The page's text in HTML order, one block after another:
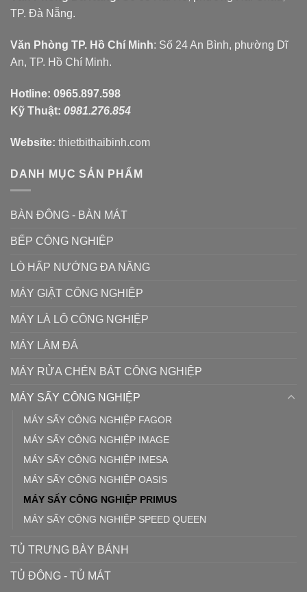
TP. Đà Nẵng.
Văn Phòng TP. Hồ Chí Minh: Số 24 An Bình, phường Dĩ
An, TP. Hồ Chí Minh.
Hotline: 0965.897.598
Kỹ Thuật: 0981.276.854
Website: thietbithaibinh.com
DANH MỤC SẢN PHẨM
BÀN ĐÔNG - BÀN MÁT
BẾP CÔNG NGHIỆP
LÒ HẤP NƯỚNG ĐA NĂNG
MÁY GIẶT CÔNG NGHIỆP
MÁY LÀ LÔ CÔNG NGHIỆP
MÁY LÀM ĐÁ
MÁY RỬA CHÉN BÁT CÔNG NGHIỆP
MÁY SẤY CÔNG NGHIỆP
MÁY SẤY CÔNG NGHIỆP FAGOR
MÁY SẤY CÔNG NGHIỆP IMAGE
MÁY SẤY CÔNG NGHIỆP IMESA
MÁY SẤY CÔNG NGHIỆP OASIS
MÁY SẤY CÔNG NGHIỆP PRIMUS
MÁY SẤY CÔNG NGHIỆP SPEED QUEEN
TỦ TRƯNG BÀY BÁNH
TỦ ĐÔNG - TỦ MÁT